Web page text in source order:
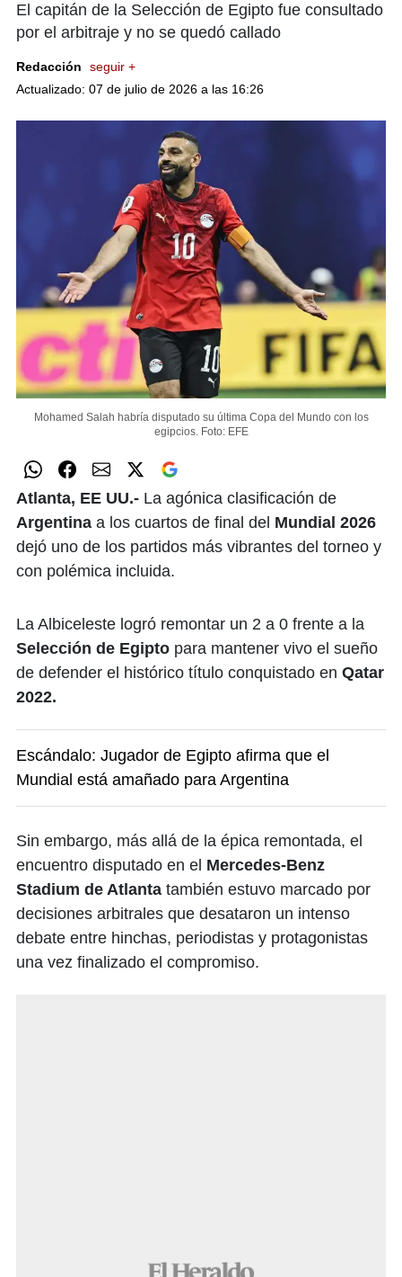
El capitán de la Selección de Egipto fue consultado
por el arbitraje y no se quedó callado
Redacción
seguir +
Actualizado: 07 de julio de 2026 a las 16:26
Mohamed Salah habría disputado su última Copa del Mundo con los
egipcios. Foto: EFE
Atlanta, EE UU.- La agónica clasificación de
Argentina a los cuartos de final del Mundial 2026
dejó uno de los partidos más vibrantes del torneo y
con polémica incluida.
La Albiceleste logró remontar un 2 a 0 frente a la
Selección de Egipto para mantener vivo el sueño
de defender el histórico título conquistado en Qatar
2022.
Escándalo: Jugador de Egipto afirma que el
Mundial está amañado para Argentina
Sin embargo, más allá de la épica remontada, el
encuentro disputado en el Mercedes-Benz
Stadium de Atlanta también estuvo marcado por
decisiones arbitrales que desataron un intenso
debate entre hinchas, periodistas y protagonistas
una vez finalizado el compromiso.